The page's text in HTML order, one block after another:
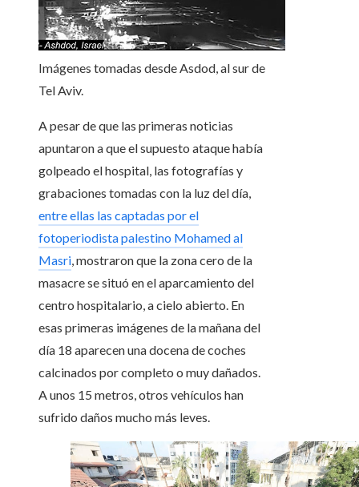
Imágenes tomadas desde Asdod, al sur de
Tel Aviv.
A pesar de que las primeras noticias
apuntaron a que el supuesto ataque había
golpeado el hospital, las fotografías y
grabaciones tomadas con la luz del día,
entre ellas las captadas por el
fotoperiodista palestino Mohamed al
Masri, mostraron que la zona cero de la
masacre se situó en el aparcamiento del
centro hospitalario, a cielo abierto. En
esas primeras imágenes de la mañana del
día 18 aparecen una docena de coches
calcinados por completo o muy dañados.
A unos 15 metros, otros vehículos han
sufrido daños mucho más leves.